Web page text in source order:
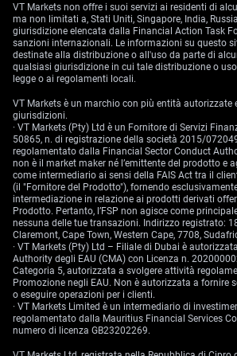
VT Markets non offre i suoi servizi ai residenti di
ma non limitati a, Stati Uniti, Singapore, India,
giurisdizione elencata dalla Financial Action Task
sanzioni internazionali. Le informazioni su questo
destinate alla distribuzione o all'uso da parte di
qualsiasi giurisdizione in cui tale distribuzione o
legge o ai regolamenti locali.
VT Markets è un marchio con più entità autorizzate
giurisdizioni.
· VT Markets (Pty) Ltd è un Fornitore di Servizi
50865, n. di registrazione della società 2015/
regolamentato dalla Financial Sector Conduct
non è il market maker né l’emittente del prodotto e
come intermediario ai sensi della FAIS Act tra il
(il "Fornitore del Prodotto"), fornendo
intermediazione in relazione ai prodotti derivati
Prodotto. Pertanto, l’FSP non agisce come
nessuna delle tue transazioni. Indirizzo registrato:
Claremont, Cape Town, Western Cape, 7708,
· VT Markets (Pty) Ltd – Filiale di Dubai è
Authority degli EAU (CMA) con Licenza n.
Categoria 5, autorizzata a svolgere attività
Promozione negli EAU. Non è autorizzata a fornire
o eseguire operazioni per i clienti.
· VT Markets Limited è un intermediario di
regolamentato dalla Mauritius Financial Services
numero di licenza GB23202269.